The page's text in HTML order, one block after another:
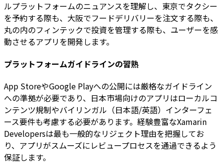
ルプラットフォームのニュアンスを理解し、東京でタクシー
を予約する際も、大阪でフードデリバリーを注文する際も、
丸の内のフィンテックで投資を管理する際も、ユーザーを感
動させるアプリを開発します。
プラットフォームガイドラインの習熟
App StoreやGoogle Playへの公開には厳格なガイドライン
への準拠が必要であり、日本市場向けのアプリはローカルコ
ンテンツ規制やバイリンガル（日本語/英語）インターフェ
ース要件も考慮する必要があります。経験豊富なXamarin
Developersは最も一般的なリジェクト理由を把握してお
り、アプリがスムーズにレビュープロセスを通過できるよう
保証します。